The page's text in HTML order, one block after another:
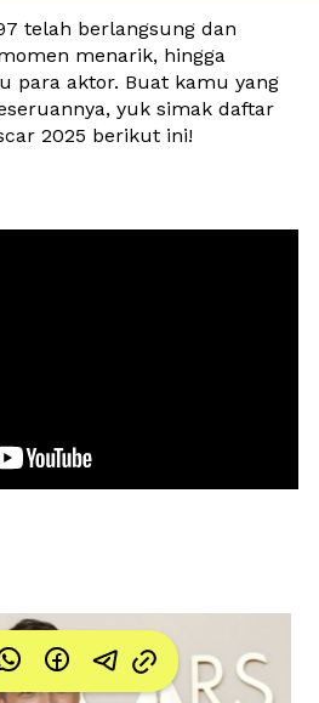
telah berlangsung dan
menarik, hingga
para aktor. Buat kamu yang
yuk simak daftar
2025 berikut ini!